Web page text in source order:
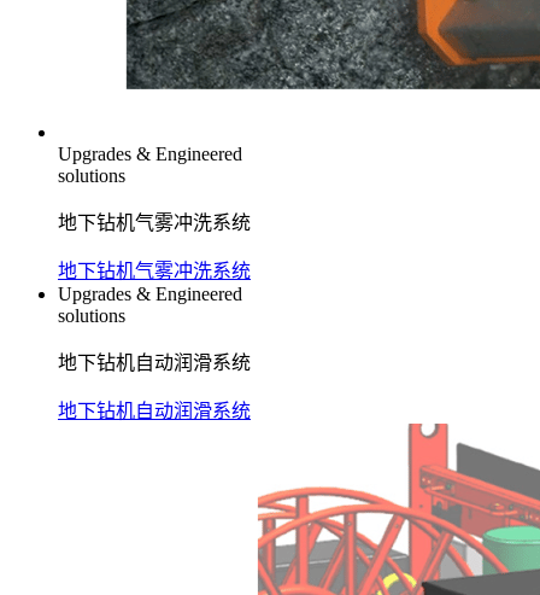
Upgrades & Engineered
solutions
地下钻机气雾冲洗系统
地下钻机气雾冲洗系统
Upgrades & Engineered
solutions
地下钻机自动润滑系统
地下钻机自动润滑系统